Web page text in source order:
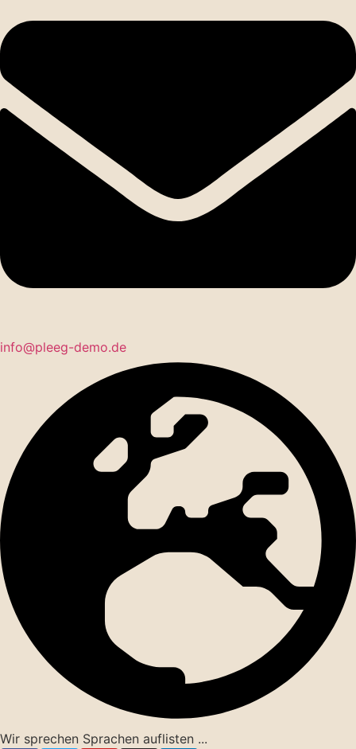
info@pleeg-demo.de
Wir sprechen Sprachen auflisten ...